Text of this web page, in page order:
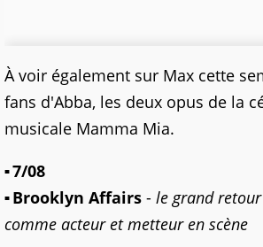
À voir également sur Max cette
fans d'Abba, les deux opus de la
musicale Mamma Mia.
7/08
Brooklyn Affairs - le grand
comme acteur et metteur en scène